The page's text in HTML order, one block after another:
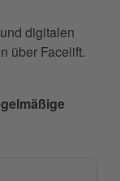
digitalen
über Facelift.